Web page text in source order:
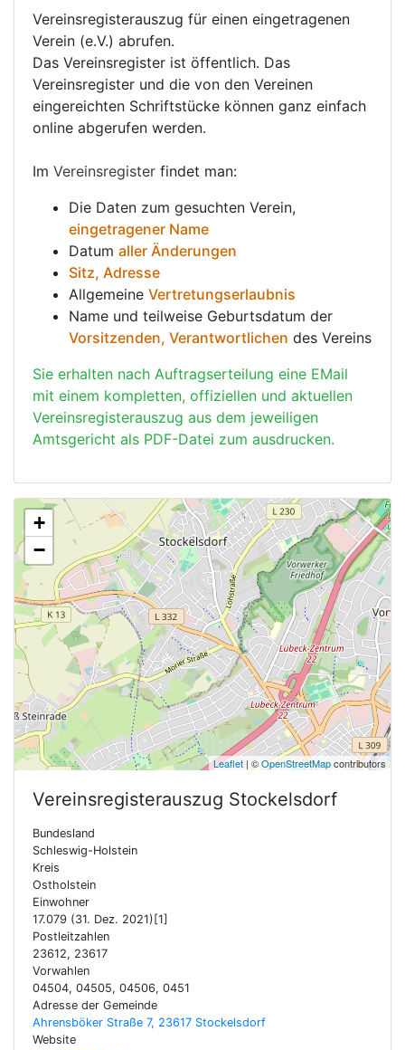
Vereinsregisterauszug für einen eingetragenen
Verein (e.V.) abrufen.
Das Vereinsregister ist öffentlich. Das
Vereinsregister und die von den Vereinen
eingereichten Schriftstücke können ganz einfach
online abgerufen werden.
Im Vereinsregister findet man:
Die Daten zum gesuchten Verein,
eingetragener Name
Datum aller Änderungen
Sitz, Adresse
Allgemeine Vertretungserlaubnis
Name und teilweise Geburtsdatum der
Vorsitzenden, Verantwortlichen des Vereins
Sie erhalten nach Auftragserteilung eine EMail
mit einem kompletten, offiziellen und aktuellen
Vereinsregisterauszug aus dem jeweiligen
Amtsgericht als PDF-Datei zum ausdrucken.
+
−
Leaflet | ©OpenStreetMapcontributors
Vereinsregisterauszug Stockelsdorf
Bundesland
Schleswig-Holstein
Kreis
Ostholstein
Einwohner
17.079 (31. Dez. 2021)[1]
Postleitzahlen
23612, 23617
Vorwahlen
04504, 04505, 04506, 0451
Adresse der Gemeinde
Ahrensböker Straße 7, 23617 Stockelsdorf
Website